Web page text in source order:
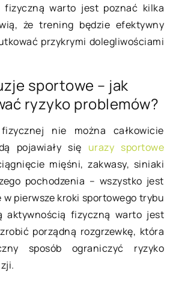
warto jest poznać kilka
że trening będzie efektywny
przykrymi dolegliwościami
sportowe – jak
ryzyko problemów?
nie można całkowicie
pojawiały się urazy sportowe
mięśni, zakwasy, siniaki
pochodzenia – wszystko jest
pierwsze kroki sportowego trybu
aktywnością fizyczną warto jest
porządną rozgrzewkę, która
sposób ograniczyć ryzyko